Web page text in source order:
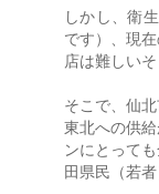
しかし、衛
です）、現
店は難しいそ
そこで、仙
東北への供
ンにとって
田県民（若